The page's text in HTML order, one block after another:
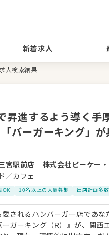
新着求人
人検索結果
昇進するよう導く手
バーガーキング」
宮駅前店
株式会社ビーケー
／カフェ
OK 10名以上の大量募集 出店計画多
愛されるハンバーガー店であ
ーガーキング（R）』が、関西